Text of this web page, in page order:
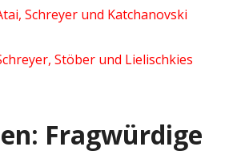
Schreyer und Katchanovski
Stöber und Lielischkies
Fragwürdige